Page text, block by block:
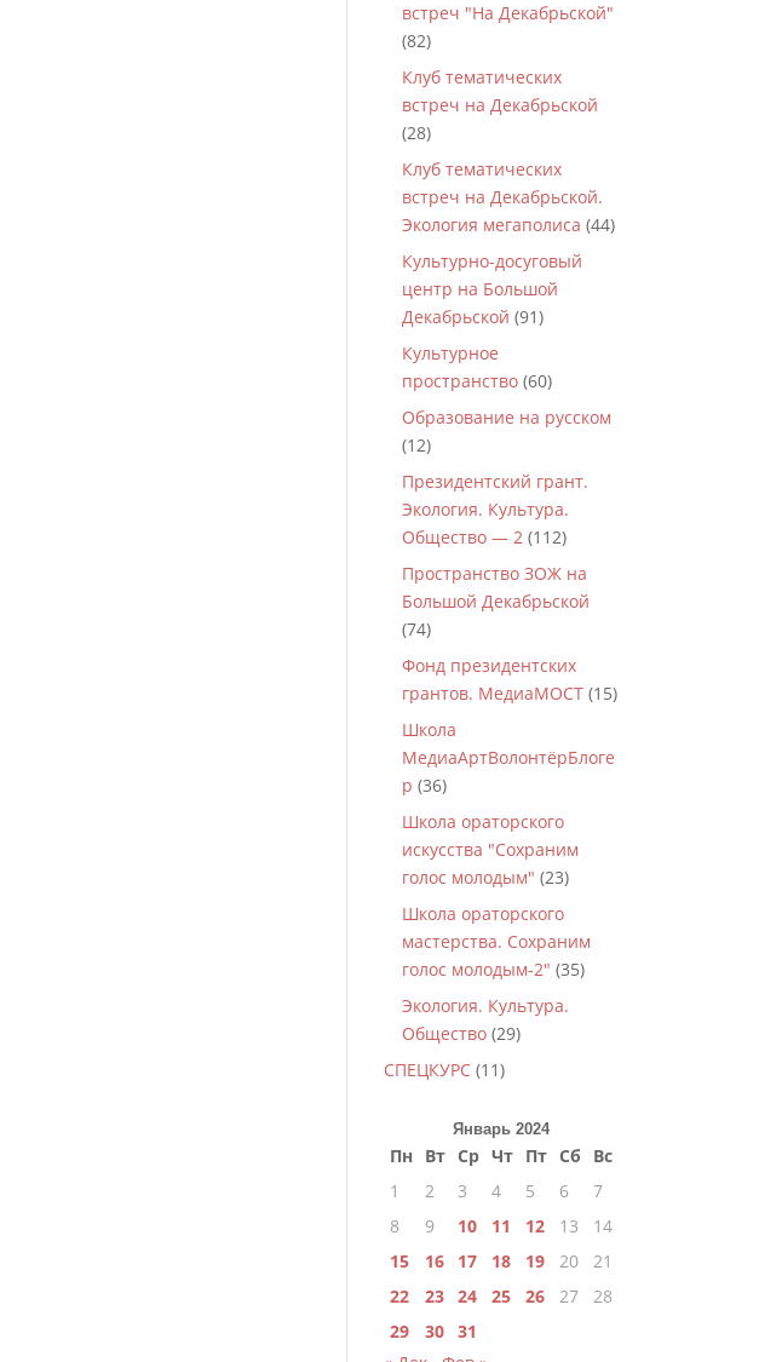
встреч "На Декабрьской"
(82)
Клуб тематических
встреч на Декабрьской
(28)
Клуб тематических
встреч на Декабрьской.
Экология мегаполиса (44)
Культурно-досуговый
центр на Большой
Декабрьской (91)
Культурное
пространство (60)
Образование на русском
(12)
Президентский грант.
Экология. Культура.
Общество — 2 (112)
Пространство ЗОЖ на
Большой Декабрьской
(74)
Фонд президентских
грантов. МедиаМОСТ (15)
Школа
МедиаАртВолонтёрБлоге
р (36)
Школа ораторского
искусства "Сохраним
голос молодым" (23)
Школа ораторского
мастерства. Сохраним
голос молодым-2" (35)
Экология. Культура.
Общество (29)
СПЕЦКУРС (11)
Январь 2024
Пн Вт Ср Чт Пт Сб
Вс
1
2 3 4 5 6
7
8
9 10 11 12 13
14
15
16 17 18 19 20
21
22
23 24 25 26 27
28
29
30 31